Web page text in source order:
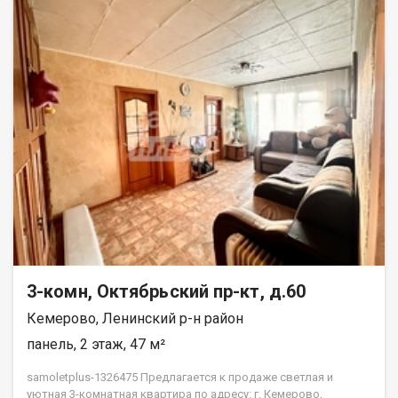
3-комн, Октябрьский пр-кт, д.60
Кемерово, Ленинский р-н район
панель, 2 этаж, 47 м²
samoletplus-1326475 Предлагается к продаже светлая и
уютная 3-комнатная квартира по адресу: г. Кемерово,